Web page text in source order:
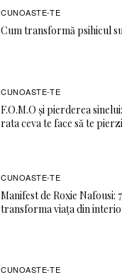
CUNOASTE-TE
Cum transformă psihicul
CUNOASTE-TE
F.O.M.O şi pierderea
rata ceva te face să te
CUNOASTE-TE
Manifest de Roxie
transforma viața din
CUNOASTE-TE